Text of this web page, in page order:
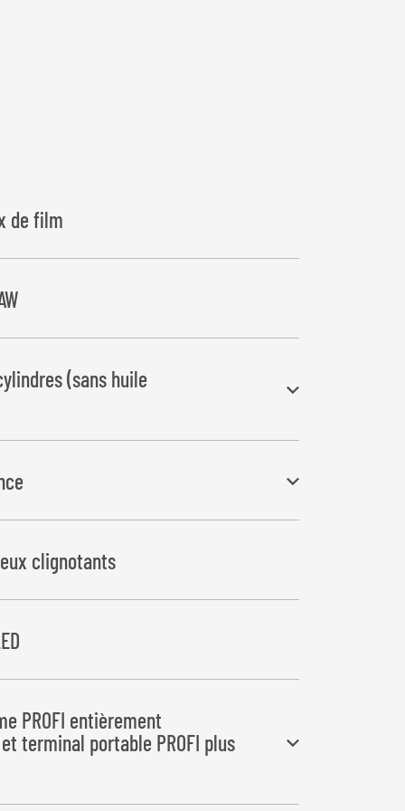
de film
(sans huile
l’eau, batterie, démarreur électrique, compteur
d’huile hydraulique de 44 l et variateur de
précis du film pour les balles
clignotants
PROFI entièrement
terminal portable PROFI plus